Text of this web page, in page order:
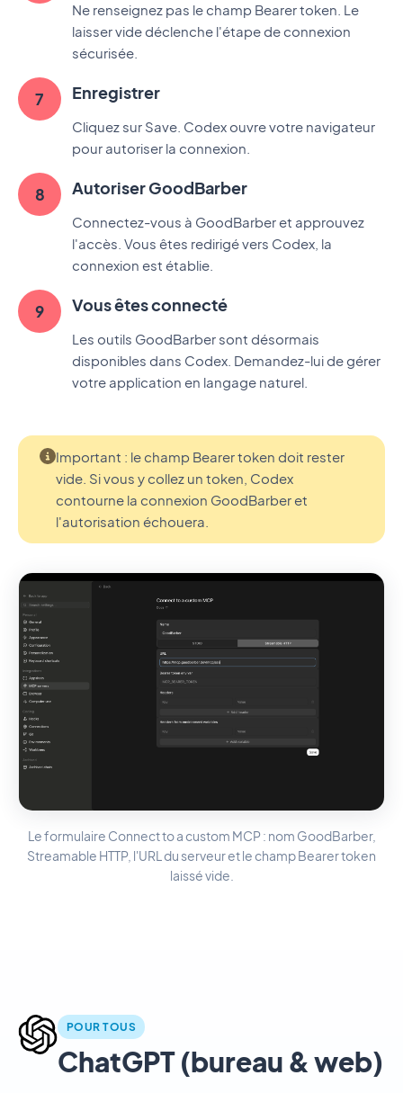
Ne renseignez pas le champ Bearer token. Le
laisser vide déclenche l'étape de connexion
sécurisée.
Enregistrer
Cliquez sur Save. Codex ouvre votre navigateur
pour autoriser la connexion.
Autoriser GoodBarber
Connectez-vous à GoodBarber et approuvez
l'accès. Vous êtes redirigé vers Codex, la
connexion est établie.
Vous êtes connecté
Les outils GoodBarber sont désormais
disponibles dans Codex. Demandez-lui de gérer
votre application en langage naturel.
Important : le champ Bearer token doit rester
vide. Si vous y collez un token, Codex
contourne la connexion GoodBarber et
l'autorisation échouera.
Le formulaire Connect to a custom MCP : nom GoodBarber,
Streamable HTTP, l'URL du serveur et le champ Bearer token
laissé vide.
POUR TOUS
ChatGPT (bureau & web)